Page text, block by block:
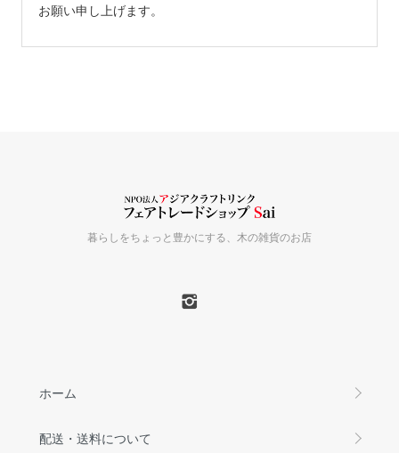
お願い申し上げます。
暮らしをちょっと豊かにする、木の雑貨のお店
ホーム
配送・送料について